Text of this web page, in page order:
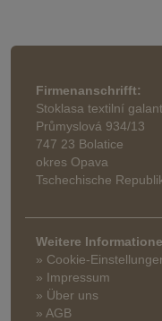
Firmenanschrifft:
Stoklasa textilní
Průmyslová 934/13
747 23 Bolatice
okres Opava
Tschechische
Weitere
» Cookie-
» Impressum
» Über uns
» AGB